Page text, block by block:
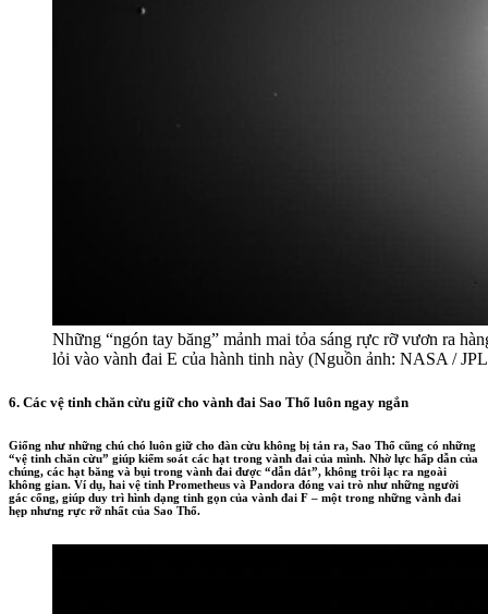
Những “ngón tay băng” mảnh mai tỏa sáng rực rỡ vươn ra
lỏi vào vành đai E của hành tinh này (Nguồn ảnh: NASA /
6. Các vệ tinh chăn cừu giữ cho vành đai Sao Thổ luôn ngay ngắn
Giống như những chú chó luôn giữ cho đàn cừu không bị tản ra, Sao Thổ cũng có những
“vệ tinh chăn cừu” giúp kiểm soát các hạt trong vành đai của mình. Nhờ lực hấp dẫn của
chúng, các hạt băng và bụi trong vành đai được “dẫn dắt”, không trôi lạc ra ngoài
không gian. Ví dụ, hai vệ tinh Prometheus và Pandora đóng vai trò như những người
gác cổng, giúp duy trì hình dạng tinh gọn của vành đai F – một trong những vành đai
hẹp nhưng rực rỡ nhất của Sao Thổ.